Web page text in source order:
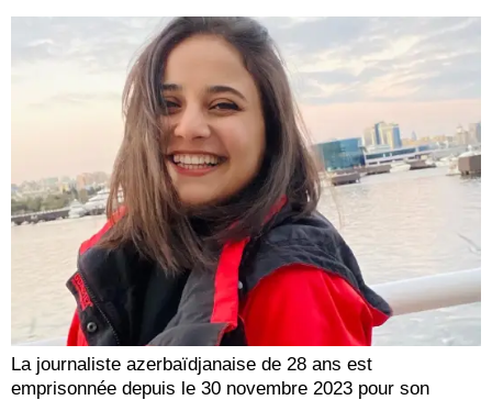
La journaliste azerbaïdjanaise de 28 ans est
emprisonnée depuis le 30 novembre 2023 pour son